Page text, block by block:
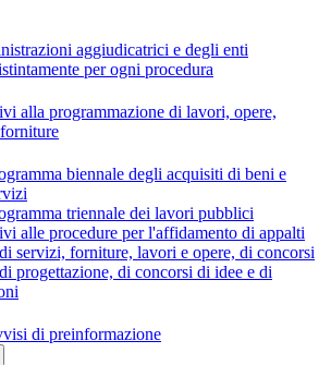
aggiudicatrici e degli enti
per ogni procedura
alla programmazione di lavori, opere,
biennale degli acquisiti di beni e
triennale dei lavori pubblici
alle procedure per l'affidamento di appalti
servizi, forniture, lavori e opere, di concorsi
progettazione, di concorsi di idee e di
di preinformazione